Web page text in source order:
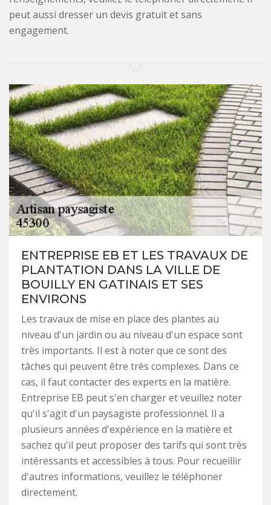
peut aussi dresser un devis gratuit et sans
engagement.
ENTREPRISE EB ET LES TRAVAUX DE
PLANTATION DANS LA VILLE DE
BOUILLY EN GATINAIS ET SES
ENVIRONS
Les travaux de mise en place des plantes au
niveau d'un jardin ou au niveau d'un espace sont
très importants. Il est à noter que ce sont des
tâches qui peuvent être très complexes. Dans ce
cas, il faut contacter des experts en la matière.
Entreprise EB peut s'en charger et veuillez noter
qu'il s'agit d'un paysagiste professionnel. Il a
plusieurs années d'expérience en la matière et
sachez qu'il peut proposer des tarifs qui sont très
intéressants et accessibles à tous. Pour recueillir
d'autres informations, veuillez le téléphoner
directement.